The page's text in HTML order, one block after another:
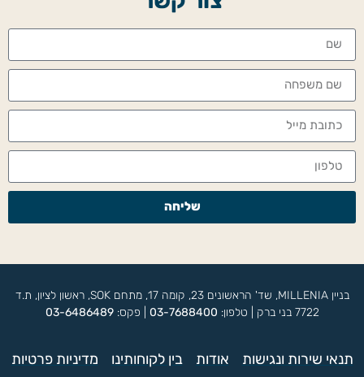
שליחה
בניין MILLENIA, שד' הראשונים 23, קומה 17, מתחם SOK, ראשון לציון, ת.ד
7722 בני ברק | טלפון:
03-7688400 | פקס:03-6486489
תנאי שירות ונגישות אודות בין לקוחותינו מדיניות פרטיות